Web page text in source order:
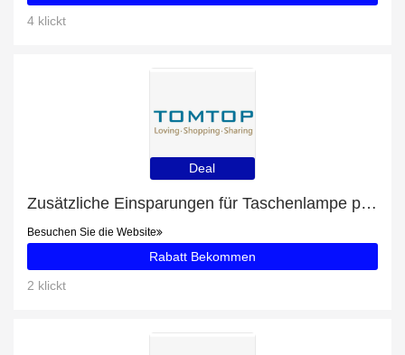
4 klickt
Deal
Zusätzliche Einsparungen für Taschenlampe plus zusätzliche 73-Angebote
Besuchen Sie die Website
Rabatt Bekommen
2 klickt